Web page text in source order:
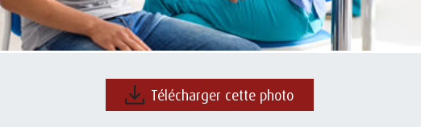
Télécharger cette photo